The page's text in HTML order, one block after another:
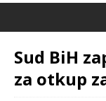
Sud BiH
za otkup